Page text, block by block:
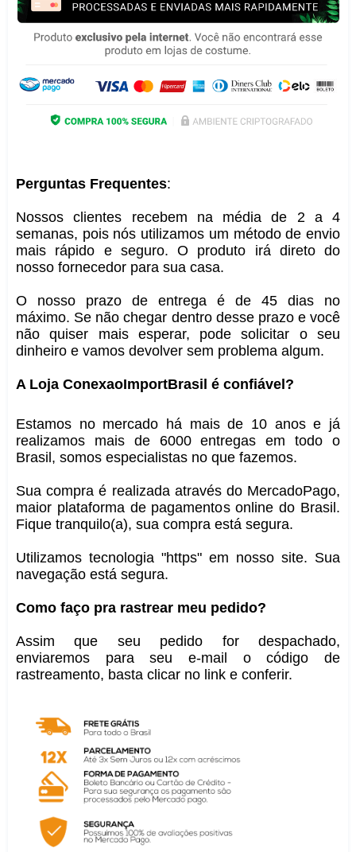
Perguntas Frequentes:
Nossos clientes recebem na média de 2 a 4
semanas, pois nós utilizamos um método de envio
mais rápido e seguro. O produto irá direto do
nosso fornecedor para sua casa.
O nosso prazo de entrega é de 45 dias no
máximo. Se não chegar dentro desse prazo e você
não quiser mais esperar, pode solicitar o seu
dinheiro e vamos devolver sem problema algum.
A Loja ConexaoImportBrasil é confiável?
Estamos no mercado há mais de 10 anos e já
realizamos mais de 6000 entregas em todo o
Brasil, somos especialistas no que fazemos.
Sua compra é realizada através do MercadoPago,
maior plataforma de pagamentos online do Brasil.
Fique tranquilo(a), sua compra está segura.
Utilizamos tecnologia "https" em nosso site. Sua
navegação está segura.
Como faço pra rastrear meu pedido?
Assim que seu pedido for despachado,
enviaremos para seu e-mail o código de
rastreamento, basta clicar no link e conferir.